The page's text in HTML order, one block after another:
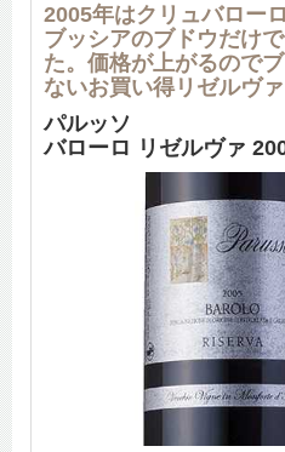
2005年はクリュバロー
ブッシアのブドウだけ
た。価格が上がるので
ないお買い得リゼルヴァ
パルッソ
バローロ リゼルヴァ